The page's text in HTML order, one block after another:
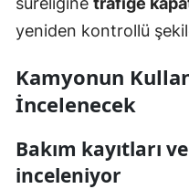
yeniden kontrollü
Kamyonun
İncelenecek
Bakım kayıtları
inceleniyor